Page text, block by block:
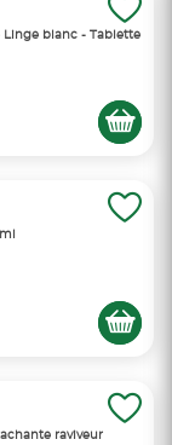
Linge blanc - Tablette
raviveur